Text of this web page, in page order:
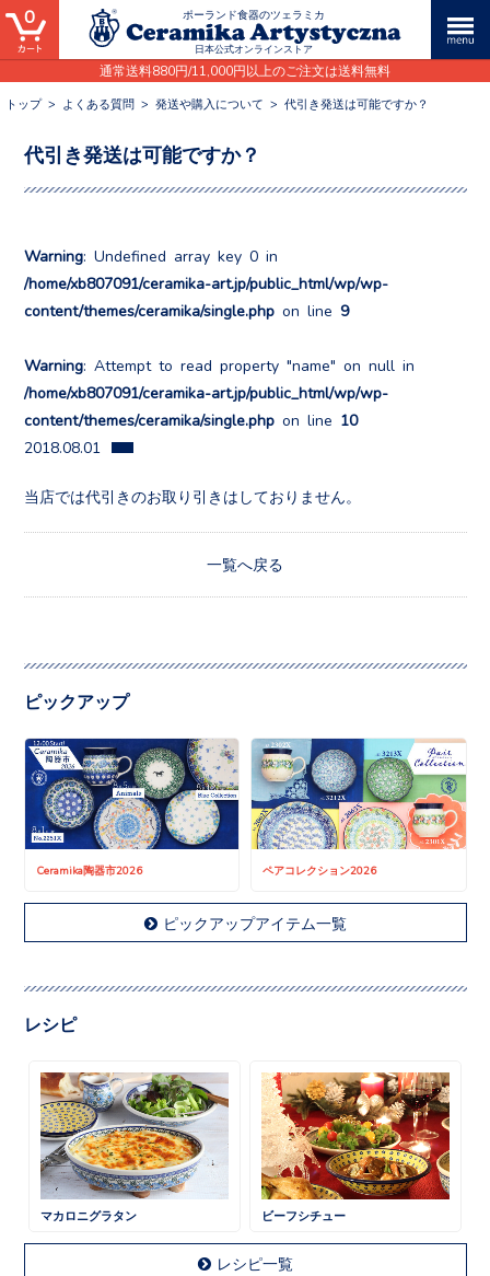
ポーランド食器のツェラミカ
日本公式オンラインストア
通常送料880円/11,000円以上のご注文は送料無料
0
トップ> よくある質問 > 発送や購入について > 代引き発送は可能ですか？
代引き発送は可能ですか？
Warning: Undefined array key 0 in
/home/xb807091/ceramika-art.jp/public_html/wp/wp-
content/themes/ceramika/single.phpon line 9
Warning: Attempt to read property "name" on null in
/home/xb807091/ceramika-art.jp/public_html/wp/wp-
content/themes/ceramika/single.phpon line
10
2018.08.01
当店では代引きのお取り引きはしておりません。
一覧へ戻る
ピックアップ
Ceramika陶器市2026 ペアコレクション2026
ピックアップアイテム一覧
レシピ
マカロニグラタン ビーフシチュー
レシピ一覧